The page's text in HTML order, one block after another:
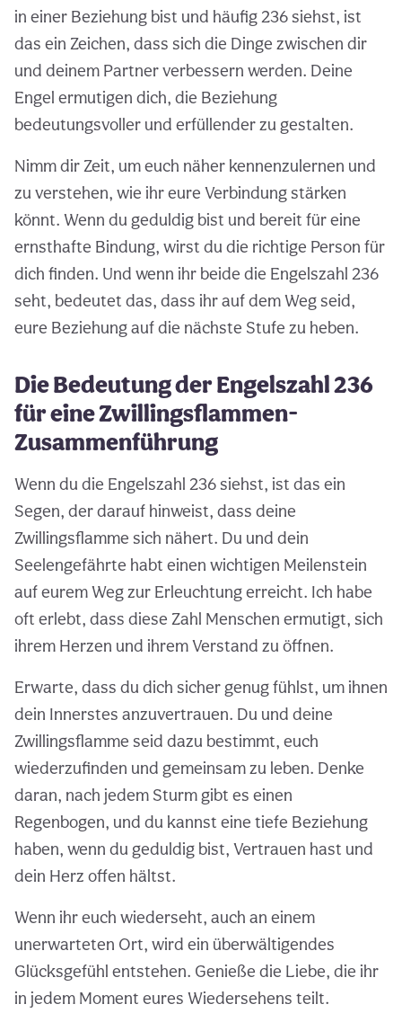
in einer Beziehung bist und häufig 236 siehst, ist
das ein Zeichen, dass sich die Dinge zwischen dir
und deinem Partner verbessern werden. Deine
Engel ermutigen dich, die Beziehung
bedeutungsvoller und erfüllender zu gestalten.
Nimm dir Zeit, um euch näher kennenzulernen und
zu verstehen, wie ihr eure Verbindung stärken
könnt. Wenn du geduldig bist und bereit für eine
ernsthafte Bindung, wirst du die richtige Person für
dich finden. Und wenn ihr beide die Engelszahl 236
seht, bedeutet das, dass ihr auf dem Weg seid,
eure Beziehung auf die nächste Stufe zu heben.
Die Bedeutung der Engelszahl 236
für eine Zwillingsflammen-
Zusammenführung
Wenn du die Engelszahl 236 siehst, ist das ein
Segen, der darauf hinweist, dass deine
Zwillingsflamme sich nähert. Du und dein
Seelengefährte habt einen wichtigen Meilenstein
auf eurem Weg zur Erleuchtung erreicht. Ich habe
oft erlebt, dass diese Zahl Menschen ermutigt, sich
ihrem Herzen und ihrem Verstand zu öffnen.
Erwarte, dass du dich sicher genug fühlst, um ihnen
dein Innerstes anzuvertrauen. Du und deine
Zwillingsflamme seid dazu bestimmt, euch
wiederzufinden und gemeinsam zu leben. Denke
daran, nach jedem Sturm gibt es einen
Regenbogen, und du kannst eine tiefe Beziehung
haben, wenn du geduldig bist, Vertrauen hast und
dein Herz offen hältst.
Wenn ihr euch wiederseht, auch an einem
unerwarteten Ort, wird ein überwältigendes
Glücksgefühl entstehen. Genieße die Liebe, die ihr
in jedem Moment eures Wiedersehens teilt.